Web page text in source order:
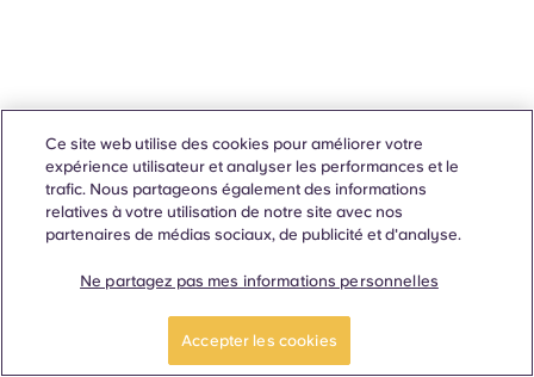
Ce site web utilise des cookies pour améliorer votre
expérience utilisateur et analyser les performances et le
trafic. Nous partageons également des informations
relatives à votre utilisation de notre site avec nos
partenaires de médias sociaux, de publicité et d'analyse.
Ne partagez pas mes informations personnelles
Accepter les cookies